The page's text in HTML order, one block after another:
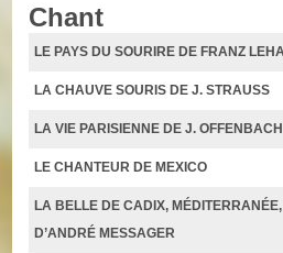
Chant
LE PAYS DU SOURIRE DE FRANZ
LA CHAUVE SOURIS DE J. STRAUSS
LA VIE PARISIENNE DE J. OFFENBACH
LE CHANTEUR DE MEXICO
LA BELLE DE CADIX,
D’ANDRÉ MESSAGER